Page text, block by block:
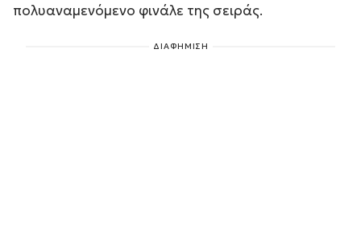
πολυαναμενόμενο φινάλε της σειράς.
ΔΙΑΦΗΜΙΣΗ